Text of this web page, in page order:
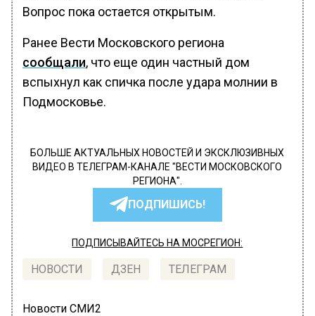
Вопрос пока остается открытым.
Ранее Вести Московского региона
сообщали, что еще один частный дом
вспыхнул как спичка после удара молнии в
Подмосковье.
БОЛЬШЕ АКТУАЛЬНЫХ НОВОСТЕЙ И ЭКСКЛЮЗИВНЫХ
ВИДЕО В ТЕЛЕГРАМ-КАНАЛЕ "ВЕСТИ МОСКОВСКОГО
РЕГИОНА".
ПОДПИШИСЬ!
ПОДПИСЫВАЙТЕСЬ НА МОСРЕГИОН:
НОВОСТИ ДЗЕН ТЕЛЕГРАМ
Новости СМИ2